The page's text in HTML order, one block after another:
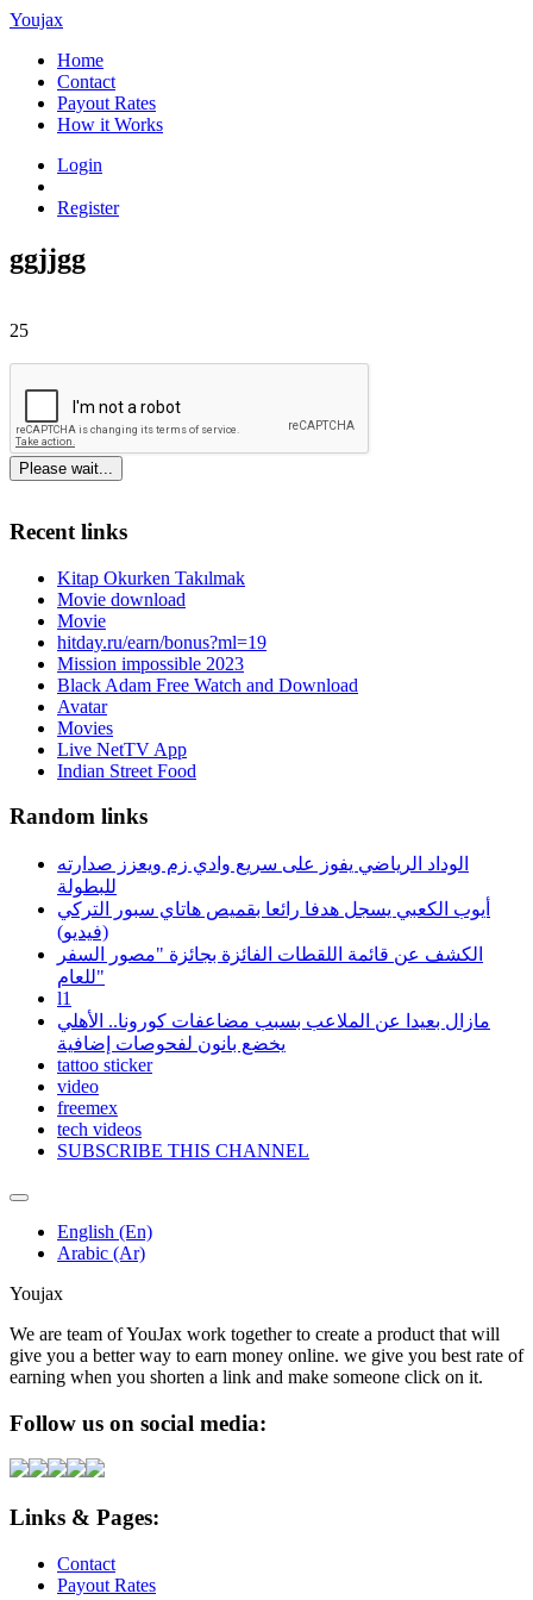
Youjax
Home
Contact
Payout Rates
How it Works
Login
Register
ggjjgg
25
Please wait...
Recent links
Kitap Okurken Takılmak
Movie download
Movie
hitday.ru/earn/bonus?ml=19
Mission impossible 2023
Black Adam Free Watch and Download
Avatar
Movies
Live NetTV App
Indian Street Food
Random links
الوداد الرياضي يفوز على سريع وادي زم ويعزز صدارته
للبطولة
أيوب الكعبي يسجل هدفا رائعا بقميص هاتاي سبور التركي
(فيديو)
الكشف عن قائمة اللقطات الفائزة بجائزة "مصور السفر
للعام"
l1
مازال بعيدا عن الملاعب بسبب مضاعفات كورونا.. الأهلي
يخضع بانون لفحوصات إضافية
tattoo sticker
video
freemex
tech videos
SUBSCRIBE THIS CHANNEL
English (En)
Arabic (Ar)
Youjax
We are team of YouJax work together to create a product that will
give you a better way to earn money online. we give you best rate of
earning when you shorten a link and make someone click on it.
Follow us on social media:
Links & Pages:
Contact
Payout Rates